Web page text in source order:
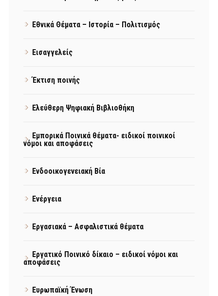
Εθνικά Θέματα – Ιστορία – Πολιτισμός
Εισαγγελείς
Έκτιση ποινής
Ελεύθερη Ψηφιακή Βιβλιοθήκη
Εμπορικά Ποινικά θέματα- ειδικοί ποινικοί
νόμοι και αποφάσεις
Ενδοοικογενειακή Βία
Ενέργεια
Εργασιακά – Ασφαλιστικά θέματα
Εργατικό Ποινικό δίκαιο – ειδικοί νόμοι και
αποφάσεις
Ευρωπαϊκή Ένωση